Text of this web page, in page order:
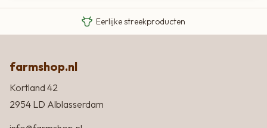
Eigen Limousin runderen
Eerlijke streekproducten
farmshop.nl
Kortland 42
2954 LD Alblasserdam